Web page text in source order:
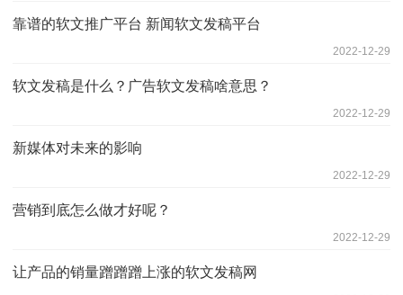
靠谱的软文推广平台 新闻软文发稿平台
2022-12-29
软文发稿是什么？广告软文发稿啥意思？
2022-12-29
新媒体对未来的影响
2022-12-29
营销到底怎么做才好呢？
2022-12-29
让产品的销量蹭蹭蹭上涨的软文发稿网